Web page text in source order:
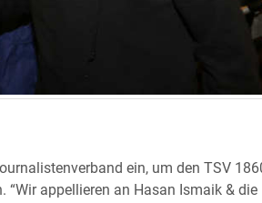
ein, um den TSV
appellieren an Hasan Ismaik & die